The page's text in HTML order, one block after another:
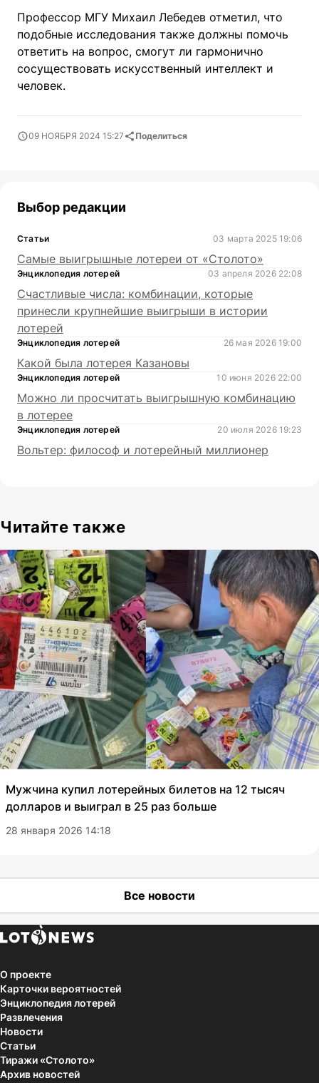
Профессор МГУ Михаил Лебедев отметил, что
подобные исследования также должны помочь
ответить на вопрос, смогут ли гармонично
сосуществовать искусственный интеллект и
человек.
09 НОЯБРЯ 2024 15:27 Поделиться
Выбор редакции
Статьи 03 марта 2025 19:06
Самые выигрышные лотереи от «Столото»
Энциклопедия лотерей 03 апреля 2026 22:08
Счастливые числа: комбинации, которые
принесли крупнейшие выигрыши в истории
лотерей
Энциклопедия лотерей 26 мая 2026 19:00
Какой была лотерея Казановы
Энциклопедия лотерей 10 июня 2026 22:00
Можно ли просчитать выигрышную комбинацию
в лотерее
Энциклопедия лотерей 20 июля 2026 19:23
Вольтер: философ и лотерейный миллионер
Читайте также
Мужчина купил лотерейных билетов на 12 тысяч
долларов и выиграл в 25 раз больше
28 января 2026 14:18
Все новости
О проекте
Карточки вероятностей
Энциклопедия лотерей
Развлечения
Новости
Статьи
Тиражи «Столото»
Архив новостей